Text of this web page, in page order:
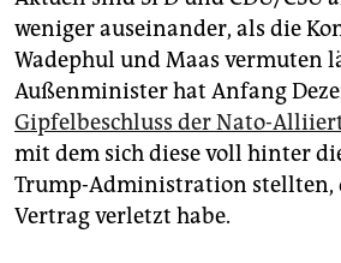
weniger auseinander, als die
Wadephul und Maas vermuten
Außenminister hat Anfang
Gipfelbeschluss der Nato-
mit dem sich diese voll hinter
Trump-Administration stellten,
Vertrag verletzt habe.